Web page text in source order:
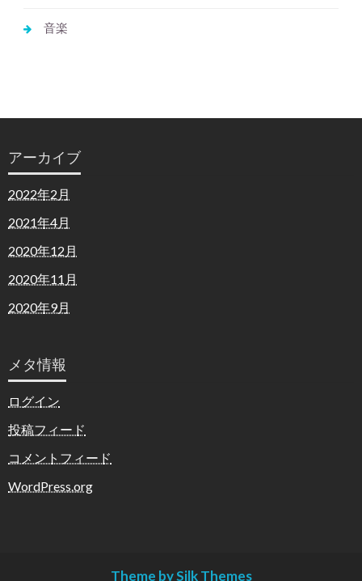
音楽
アーカイブ
2022年2月
2021年4月
2020年12月
2020年11月
2020年9月
メタ情報
ログイン
投稿フィード
コメントフィード
WordPress.org
Theme by Silk Themes